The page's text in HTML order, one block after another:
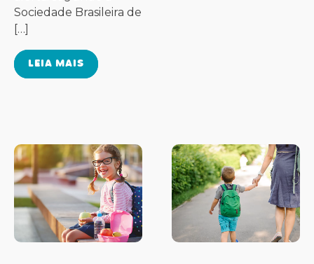
Sociedade Brasileira de
[…]
LEIA MAIS